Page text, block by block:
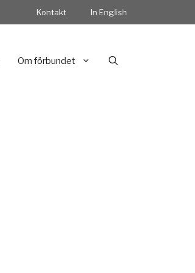
Kontakt In English
Om förbundet